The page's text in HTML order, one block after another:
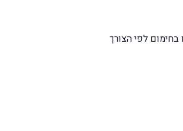
בחימום לפי הצורך